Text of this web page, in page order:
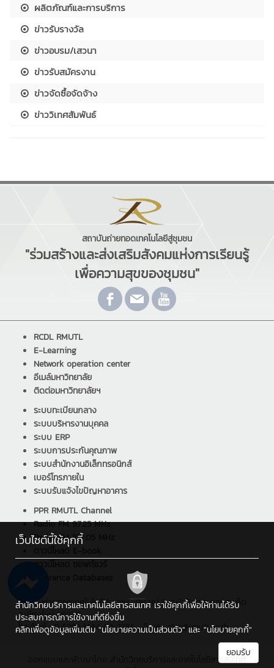
ผลิตภัณฑ์และการบริการ
ข่าวรับรางวัล
ข่าวอบรม/เสวนา
ข่าวรับสมัครงาน
ข่าวจัดซื้อจัดจ้าง
ข่าววิเทศสัมพันธ์
สถาบันถ่ายทอดเทคโนโลยีสู่ชุมชน
"ร่วมสร้างและส่งเสริมสังคมแห่งการเรียนรู้
เพื่อความสุขของชุมชน"
RCDL RMUTL
E-Learning
Network operation center
อีเมล์มหาวิทยาลัย
ติดต่อมหาวิทยาลัยฯ
ระบบทะเบียนกลาง
ระบบบริหารงานบุคคล
ระบบ ERP
ระบบการประกันคุณภาพ
ระบบสำนักงานอิเล็กทรอนิกส์
เบอร์โทรภายใน
ระบบรับแจ้งไขปัญหาอาคาร
PPR RMUTL Channel
Radio FM 97.25 MHz
Radio FM 107.05 MHz
ดาวน์โหลด E-book
ดาวน์โหลด ซอฟต์แวร์
Reference Databases
สถาบันถ่ายทอดเทคโนโลยีสู่ชุมชน : 98 หมู่ 8 ต.ป่าป้อง อ.ดอยสะเก็ด
จ.เชียงใหม่ 50220
โทรศัพท์ : 0 5392 1444 ต่อ 2766 , อีเมล : cttc@rmutl.ac.th
เว็บไซต์นี้ใช้คุกกี้
สำนักวิทยบริการและเทคโนโลยีสารสนเทศ เราใช้คุกกี้เพื่อให้ท่านได้รับ
ประสบการณ์การใช้งานที่ดียิ่งขึ้น
คลิกเพื่อดูข้อมูลเพิ่มเติม "นโยบายความเป็นส่วนตัว" และ "นโยบายคุกกี้"
ยอมรับ
สำนักวิทยบริการและเทคโนโลยีสารสนเทศ